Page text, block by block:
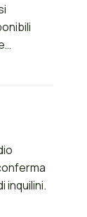
inquilini.